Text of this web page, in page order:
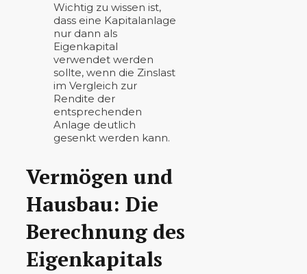
Wichtig zu wissen ist,
dass eine Kapitalanlage
nur dann als
Eigenkapital
verwendet werden
sollte, wenn die Zinslast
im Vergleich zur
Rendite der
entsprechenden
Anlage deutlich
gesenkt werden kann.
Vermögen und
Hausbau: Die
Berechnung des
Eigenkapitals